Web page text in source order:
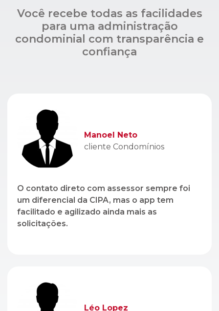
Você recebe todas as facilidades
para uma administração
condominial com transparência e
confiança
Manoel Neto
cliente Condomínios
O contato direto com assessor sempre foi
um diferencial da CIPA, mas o app tem
facilitado e agilizado ainda mais as
solicitações.
Léo Lopez